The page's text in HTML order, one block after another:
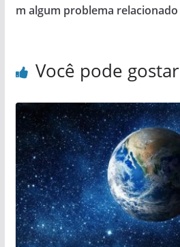
m algum problema relacionado
Você pode